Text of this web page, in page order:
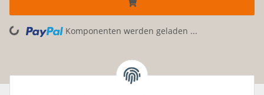
Loading... Komponenten werden geladen ...